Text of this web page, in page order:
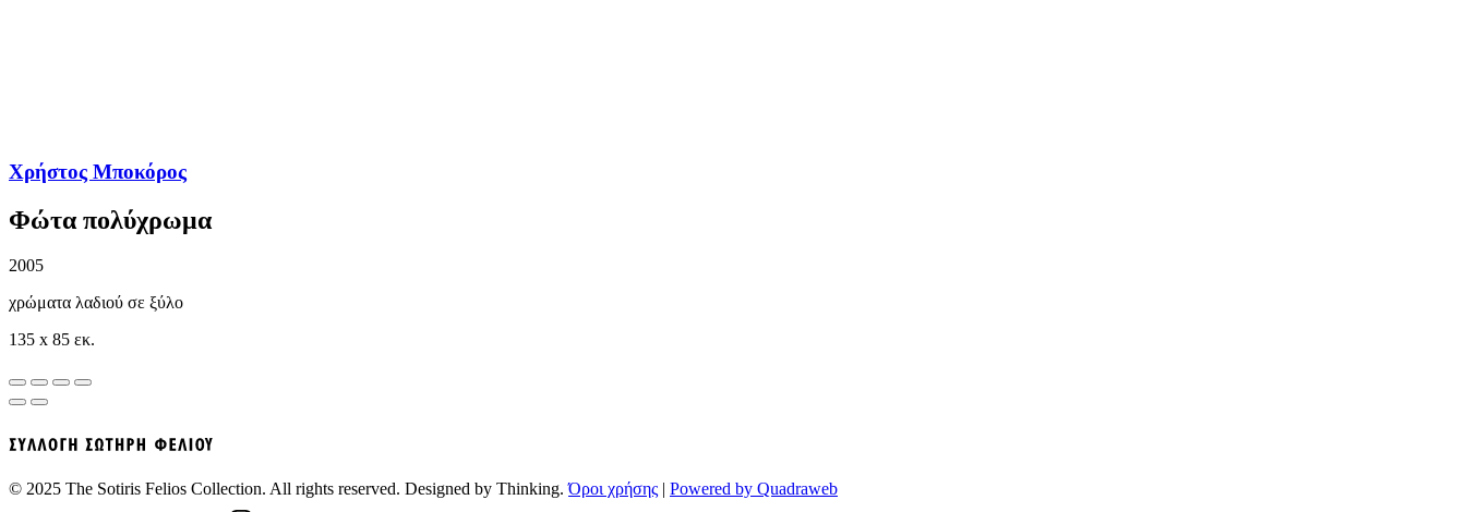
Χρήστος Μποκόρος
Φώτα πολύχρωμα
2005
χρώματα λαδιού σε ξύλο
135 x 85 εκ.
© 2025 The Sotiris Felios Collection. All rights reserved. Designed by Thinking.Όροι χρήσης | Powered by Quadraweb